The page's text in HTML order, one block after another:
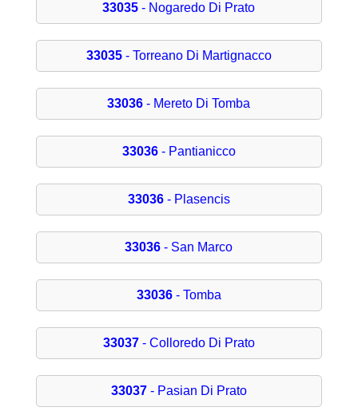
33035 - Nogaredo Di Prato
33035- Torreano Di Martignacco
33036 - Mereto Di Tomba
33036- Pantianicco
33036- Plasencis
33036 - San Marco
33036- Tomba
33037- Colloredo Di Prato
33037- Pasian Di Prato